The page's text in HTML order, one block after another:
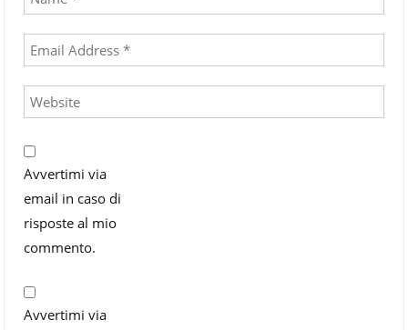
Avvertimi via
email in caso di
risposte al mio
commento.
Avvertimi via